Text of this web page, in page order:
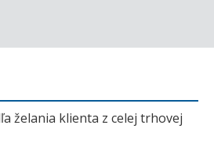
želania klienta z celej trhovej